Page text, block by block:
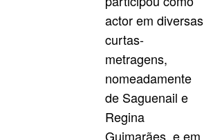
actor em diversas
curtas-
metragens,
nomeadamente
de Saguenail e
Regina
Guimarães, e em